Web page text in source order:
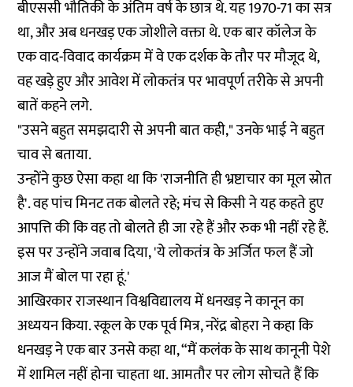
बीएससी भौतिकी के अंतिम वर्ष के छात्र थे. यह 1970-71 का सत्र
था, और अब धनखड़ एक जोशीले वक्ता थे. एक बार कॉलेज के
एक वाद-विवाद कार्यक्रम में वे एक दर्शक के तौर पर मौजूद थे,
वह खड़े हुए और आवेश में लोकतंत्र पर भावपूर्ण तरीके से अपनी
बातें कहने लगे.
"उसने बहुत समझदारी से अपनी बात कही," उनके भाई ने बहुत
चाव से बताया.
उन्होंने कुछ ऐसा कहा था कि 'राजनीति ही भ्रष्टाचार का मूल स्रोत
है'. वह पांच मिनट तक बोलते रहे; मंच से किसी ने यह कहते हुए
आपत्ति की कि वह तो बोलते ही जा रहे हैं और रुक भी नहीं रहे हैं.
इस पर उन्होंने जवाब दिया, 'ये लोकतंत्र के अर्जित फल हैं जो
आज मैं बोल पा रहा हूं.'
आखिरकार राजस्थान विश्वविद्यालय में धनखड़ ने कानून का
अध्ययन किया. स्कूल के एक पूर्व मित्र, नरेंद्र बोहरा ने कहा कि
धनखड़ ने एक बार उनसे कहा था, “मैं कलंक के साथ कानूनी पेशे
में शामिल नहीं होना चाहता था. आमतौर पर लोग सोचते हैं कि